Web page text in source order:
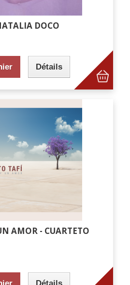
DOCO
Détails
AMOR - CUARTETO
Détails